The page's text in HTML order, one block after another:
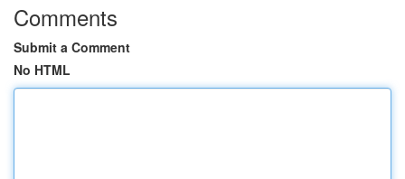
Comments
Submit a Comment
No HTML